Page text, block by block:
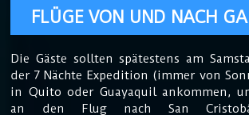
FLÜGE VON UND NACH
Die Gäste sollten spätestens am
der 7 Nächte Expedition (immer von
in Quito oder Guayaquil ankommen,
an den Flug nach San